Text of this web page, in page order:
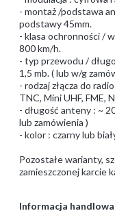
- montaż /podstawa
podstawy 45mm.
- klasa ochronności /
800 km/h.
- typ przewodu /
1,5 mb. ( lub w/g
- rodzaj złącza do
TNC, Mini UHF, FME, N
- długość anteny : ~
lub zamówienia )
- kolor : czarny lub
Pozostałe warianty,
zamieszczonej karcie
Informacja handlowa